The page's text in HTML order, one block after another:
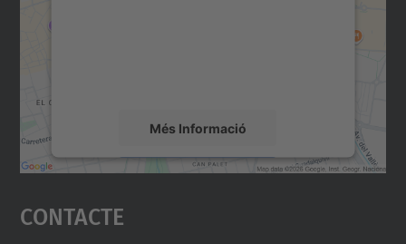
Més Informació
Accepta
powered by
Contacte